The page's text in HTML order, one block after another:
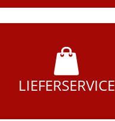
LIEFERSERVICE